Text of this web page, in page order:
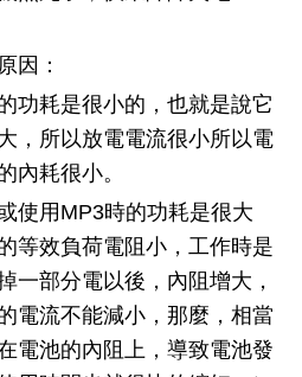
：
耗是很小的，也就是說它
，所以放電電流很小所以電
內耗很小。
用MP3時的功耗是很大
等效負荷電阻小，工作時是
一部分電以後，內阻增大，
電流不能減小，那麼，相當
電池的內阻上，導致電池發